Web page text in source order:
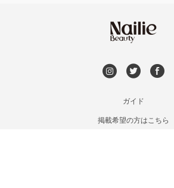
桜木町・みなとみらい・関内
ガイド
掲載希望の方はこちら